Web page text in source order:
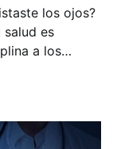
los ojos?
salud es
a los